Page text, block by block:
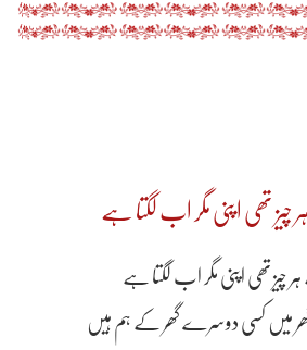
چیز تھی اپنی مگر اب لگتا ہے
ہر چیز تھی اپنی مگر اب لگتا ہے
میں کسی دوسرے گھر کے ہم ہیں